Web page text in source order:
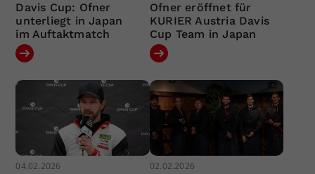
Davis Cup: Ofner
unterliegt in Japan
im Auftaktmatch
Ofner eröffnet für
KURIER Austria Davis
Cup Team in Japan
04.02.2026 02.02.2026